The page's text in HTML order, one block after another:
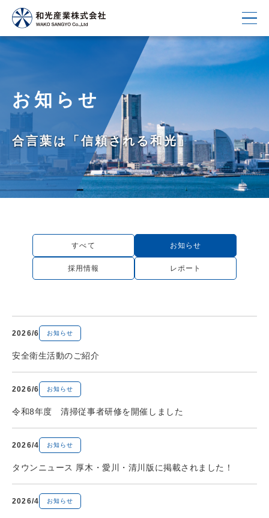
お知らせ
合言葉は「信頼される和光」
すべて お知らせ
採用情報 レポート
2026/6 お知らせ
安全衛生活動のご紹介
2026/6 お知らせ
令和8年度 清掃従事者研修を開催しました
2026/4 お知らせ
タウンニュース 厚木・愛川・清川版に掲載されました！
2026/4 お知らせ